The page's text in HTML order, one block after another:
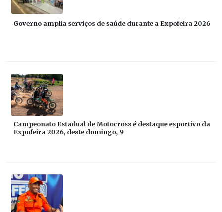
Governo amplia serviços de saúde durante a Expofeira 2026
Campeonato Estadual de Motocross é destaque esportivo da
Expofeira 2026, deste domingo, 9